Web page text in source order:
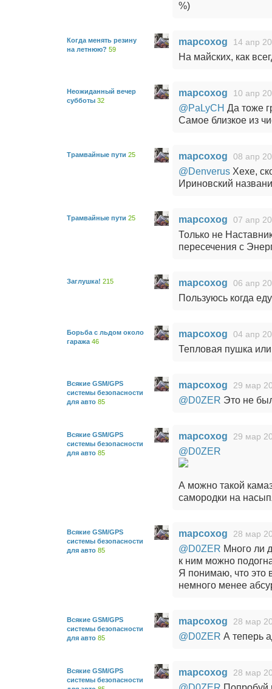
%)
Когда менять резину
на летнюю? 59
mapcoxog 14 апр
На майских, как
Неожиданный вечер
субботы 32
mapcoxog 10 апр
@PaLyCH Да тоже
Самое близкое из
Трамвайные пути 25 mapcoxog 08 апр
@DenverusХехе,
Ириновский
Трамвайные пути 25 mapcoxog 07 апр
Только не
пересечения с
Заглушка! 215 mapcoxog 06 апр
Пользуюсь когда
Борьба с льдом около
гаража 46
mapcoxog 04 апр
Тепловая пушка или
Всякие GSM/GPS
системы безопасности
для авто 85
mapcoxog 29 мар
@D0ZER Это не
Всякие GSM/GPS
системы безопасности
для авто 85
mapcoxog 29 мар
@D0ZER
А можно такой
самородки на
Всякие GSM/GPS
системы безопасности
для авто 85
mapcoxog 28 мар
@D0ZER Много ли
к ним можно
Я понимаю, что это
немного менее
Всякие GSM/GPS
системы безопасности
для авто 85
mapcoxog 28 мар
@D0ZER А теперь
Всякие GSM/GPS
системы безопасности
mapcoxog 28 мар